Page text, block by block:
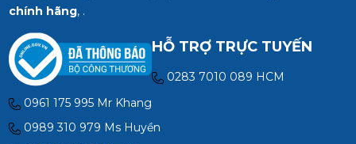
chính hãng, .
HỖ TRỢ TRỰC TUYẾN
0283 7010 089 HCM
0961 175 995 Mr Khang
0989 310 979 Ms Huyền